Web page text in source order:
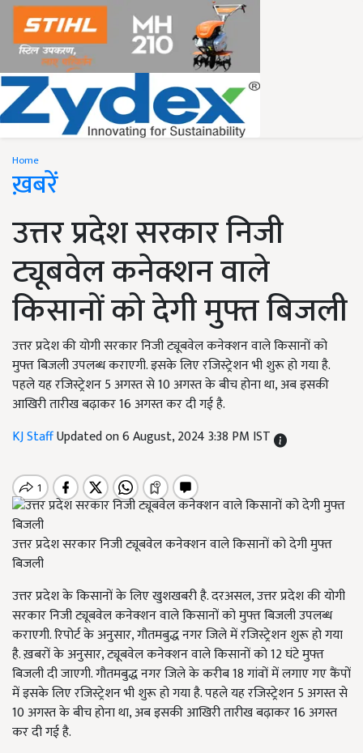
Home
ख़बरें
उत्तर प्रदेश सरकार निजी
ट्यूबवेल कनेक्शन वाले
किसानों को देगी मुफ्त बिजली
उत्तर प्रदेश की योगी सरकार निजी ट्यूबवेल कनेक्शन वाले किसानों को
मुफ्त बिजली उपलब्ध कराएगी. इसके लिए रजिस्ट्रेशन भी शुरू हो गया है.
पहले यह रजिस्ट्रेशन 5 अगस्त से 10 अगस्त के बीच होना था, अब इसकी
आखिरी तारीख बढ़ाकर 16 अगस्त कर दी गई है.
KJ StaffUpdated on 6 August, 2024 3:38 PM IST
उत्तर प्रदेश सरकार निजी ट्यूबवेल कनेक्शन वाले किसानों को देगी मुफ्त
बिजली
उत्तर प्रदेश के किसानों के लिए खुशखबरी है. दरअसल, उत्तर प्रदेश की योगी
सरकार निजी ट्यूबवेल कनेक्शन वाले किसानों को मुफ्त बिजली उपलब्ध
कराएगी. रिपोर्ट के अनुसार, गौतमबुद्ध नगर जिले में रजिस्ट्रेशन शुरू हो गया
है. ख़बरों के अनुसार, ट्यूबवेल कनेक्शन वाले किसानों को 12 घंटे मुफ्त
बिजली दी जाएगी. गौतमबुद्ध नगर जिले के करीब 18 गांवों में लगाए गए कैंपों
में इसके लिए रजिस्ट्रेशन भी शुरू हो गया है. पहले यह रजिस्ट्रेशन 5 अगस्त से
10 अगस्त के बीच होना था, अब इसकी आखिरी तारीख बढ़ाकर 16 अगस्त
कर दी गई है.